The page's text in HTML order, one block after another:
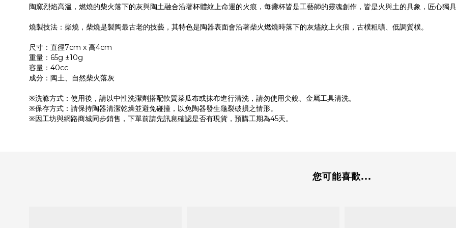
陶窯烈焰高溫，燃燒的柴火落下的灰與陶土融合沿著杯體紋上命運的火痕，每盞杯皆是工藝師的靈魂創作，皆是火與土的具象，匠心獨具
燒製技法：柴燒，柴燒是製陶最古老的技藝，其特色是陶器表面會沿著柴火燃燒時落下的灰燼紋上火痕，古樸粗曠、低調質樸。
尺寸：直徑7cm x 高4cm
重量：65g ±10g
容量：40cc
成分：陶土、自然柴火落灰
※洗滌方式：使用後，請以中性洗潔劑搭配軟質菜瓜布或抹布進行清洗，請勿使用尖銳、金屬工具清洗。
※保存方式：請保持陶器清潔乾燥並避免碰撞，以免陶器發生龜裂破損之情形。
※因工坊與網路商城同步銷售，下單前請先訊息確認是否有現貨，預購工期為45天。
您可能喜歡...